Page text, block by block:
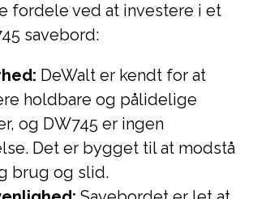
fordele ved at investere i et
savebord:
DeWalt er kendt for at
holdbare og pålidelige
og DW745 er ingen
Det er bygget til at modstå
brug og slid.